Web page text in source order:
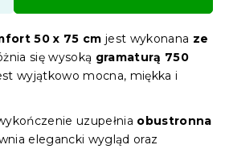
50 x 75 cm jest wykonana ze
się wysoką gramaturą 750
wyjątkowo mocna, miękka i
uzupełnia obustronna
elegancki wygląd oraz